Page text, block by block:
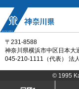
〒231-8588
神奈川県横浜市中区日本大
045-210-1111（代表） 法
© 1995